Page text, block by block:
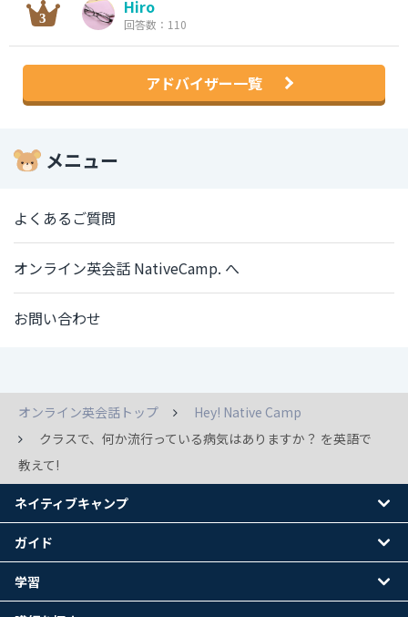
Hiro
回答数：110
アドバイザー一覧
メニュー
よくあるご質問
オンライン英会話 NativeCamp. へ
お問い合わせ
オンライン英会話トップ
Hey! Native Camp
クラスで、何か流行っている病気はありますか？ を英語で
教えて!
ネイティブキャンプ
ガイド
学習